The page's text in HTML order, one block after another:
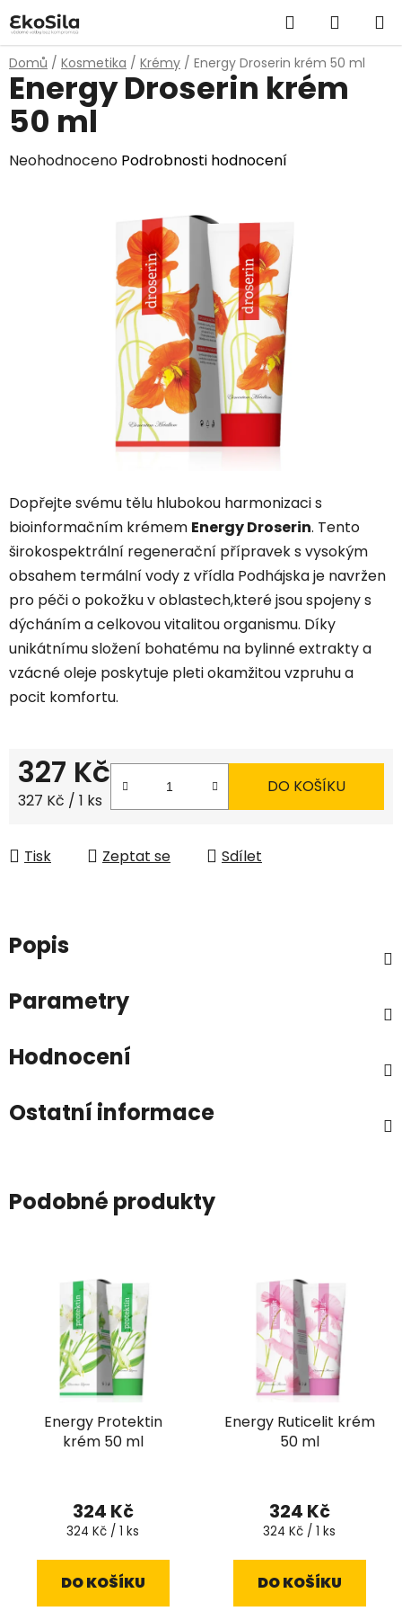
na
obsah
Hledat
KOŠÍK
Domů / Kosmetika / Krémy / Energy Droserin krém 50 ml
Dopřejte svému tělu hlubokou harmonizaci s
bioinformačním krémem Energy Droserin. Tento
širokospektrální regenerační přípravek s vysokým
obsahem termální vody z vřídla Podhájska je navržen
pro péči o pokožku v oblastech,které jsou spojeny s
dýcháním a celkovou vitalitou organismu. Díky
unikátnímu složení bohatému na bylinné extrakty a
vzácné oleje poskytuje pleti okamžitou vzpruhu a
pocit komfortu.
327 Kč
Měrná cena:
327 Kč / 1 ks
DO KOŠÍKU
Tisk Zeptat se Sdílet
Energy Droserin krém
50 ml
Průměrné
Neohodnoceno Podrobnosti hodnocení
Popis
Parametry
Hodnocení
Ostatní informace
Podobné produkty
Energy Protektin
krém 50 ml
324 Kč
Měrná
324 Kč / 1 ks
DO KOŠÍKU
Energy Ruticelit krém
50 ml
324 Kč
Měrná
324 Kč / 1 ks
DO KOŠÍKU